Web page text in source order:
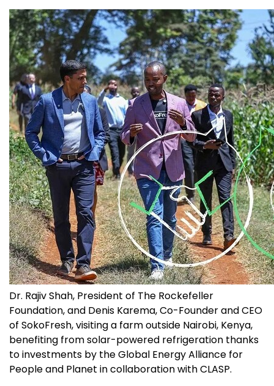
Dr. Rajiv Shah, President of The Rockefeller
Foundation, and Denis Karema, Co-Founder and CEO
of SokoFresh, visiting a farm outside Nairobi, Kenya,
benefiting from solar-powered refrigeration thanks
to investments by the Global Energy Alliance for
People and Planet in collaboration with CLASP.